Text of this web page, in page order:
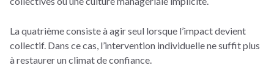
La quatrième consiste à agir seul lorsque l’impact devient
collectif. Dans ce cas, l’intervention individuelle ne suffit plus
à restaurer un climat de confiance.